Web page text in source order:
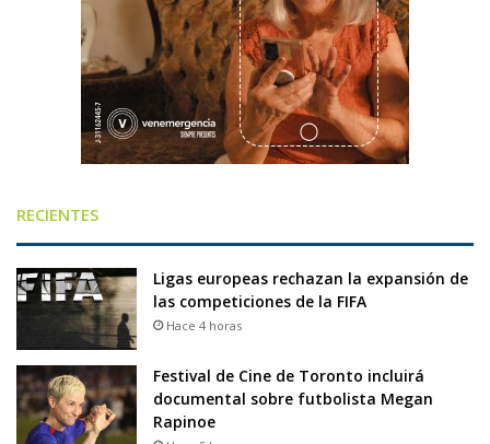
RECIENTES
Ligas europeas rechazan la expansión de
las competiciones de la FIFA
Hace 4 horas
Festival de Cine de Toronto incluirá
documental sobre futbolista Megan
Rapinoe